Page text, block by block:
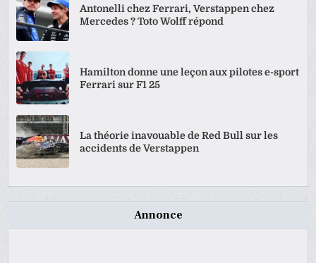
Antonelli chez Ferrari, Verstappen chez
Mercedes ? Toto Wolff répond
Hamilton donne une leçon aux pilotes e-sport
Ferrari sur F1 25
La théorie inavouable de Red Bull sur les
accidents de Verstappen
Annonce